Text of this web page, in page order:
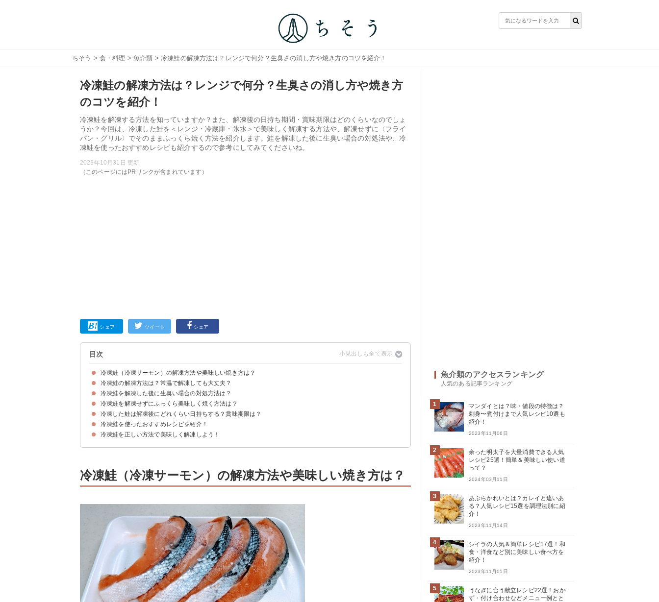
ちそう > 食・料理 >魚介類 > 冷凍鮭の解凍方法は？レンジで何分？生臭さの消し方や焼き方のコツを紹介！
冷凍鮭の解凍方法は？レンジで何分？生臭さの消し方や焼き方
のコツを紹介！
冷凍鮭を解凍する方法を知っていますか？また、解凍後の日持ち期間・賞味期限はどのくらいなのでしょ
うか？今回は、冷凍した鮭を＜レンジ・冷蔵庫・氷水＞で美味しく解凍する方法や、解凍せずに〈フライ
パン・グリル〉でそのままふっくら焼く方法を紹介します。鮭を解凍した後に生臭い場合の対処法や、冷
凍鮭を使ったおすすめレシピも紹介するので参考にしてみてくださいね。
2023年10月31日 更新
（このページにはPRリンクが含まれています）
シェア ツイート シェア
目次
冷凍鮭（冷凍サーモン）の解凍方法や美味しい焼き方は？
冷凍鮭の解凍方法は？常温で解凍しても大丈夫？
常温での解凍は避けた方が無難
①レンジで解凍する方法
②冷蔵庫に入れて自然解凍する方法
③氷水で解凍する方法
冷凍鮭を解凍した後に生臭い場合の対処方法は？
①牛乳に20〜30分浸す
②調理の20〜30分前に塩を振る
③塩麹につける
冷凍鮭を解凍せずにふっくら美味しく焼く方法は？
①フライパンでの焼き方
②オーブンでの焼き方
冷凍した鮭は解凍後にどれくらい日持ちする？賞味期限は？
解凍後の日持ち期間は1〜2日が目安
解凍後の鮭は再冷凍NG
食べてはいけない・腐っている鮭の特徴
冷凍鮭を使ったおすすめレシピを紹介！
①冷凍鮭で作るホイル焼きのムニエル
②レモン蒸し
③炊き込みご飯
冷凍鮭を正しい方法で美味しく解凍しよう！
冷凍鮭（冷凍サーモン）の解凍方法や美味しい焼き方は？
魚介類のアクセスランキング
人気のある記事ランキング
1
マンダイとは？味・値段の特徴は？
刺身〜煮付けまで人気レシピ10選も
紹介！
2023年11月06日
2
余った明太子を大量消費できる人気
レシピ25選！簡単＆美味しい使い道
って？
2024年03月11日
3
あぶらかれいとは？カレイと違いあ
る？人気レシピ15選を調理法別に紹
介！
2023年11月14日
4
シイラの人気＆簡単レシピ17選！和
食・洋食など別に美味しい食べ方を
紹介！
2023年11月05日
5
うなぎに合う献立レシピ22選！おか
ず・付け合わせなどメニュー例とと